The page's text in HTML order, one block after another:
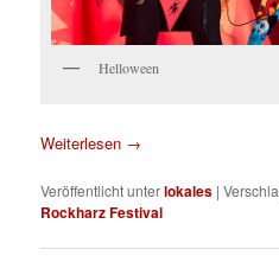
Helloween
Weiterlesen →
Veröffentlicht unterlokales |
Rockharz Festival